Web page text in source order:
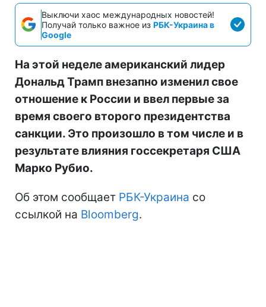
Выключи хаос международных новостей!
Получай только важное из РБК-Украина в
Google
На этой неделе американский лидер
Дональд Трамп внезапно изменил свое
отношение к России и ввел первые за
время своего второго президентства
санкции. Это произошло в том числе и в
результате влияния госсекретаря США
Марко Рубио.
Об этом сообщает РБК-Украина со
ссылкой на Bloomberg.